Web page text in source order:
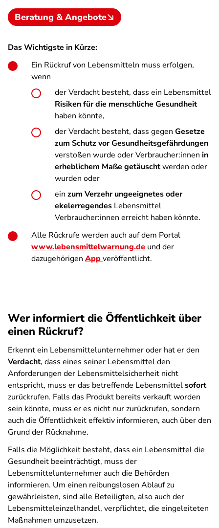
Beratung & Angebote
Das Wichtigste in Kürze:
Ein Rückruf von Lebensmitteln muss erfolgen,
wenn
der Verdacht besteht, dass ein Lebensmittel
Risiken für die menschliche Gesundheit
haben könnte,
der Verdacht besteht, dass gegen Gesetze
zum Schutz vor Gesundheitsgefährdungen
verstoßen wurde oder Verbraucher:innen in
erheblichem Maße getäuschtwerden oder
wurden oder
ein zum Verzehr ungeeignetes oder
ekelerregendes Lebensmittel
Verbraucher:innen erreicht haben könnte.
Alle Rückrufe werden auch auf dem Portal
www.lebensmittelwarnung.de und der
dazugehörigen Appveröffentlicht.
Wer informiert die Öffentlichkeit über
einen Rückruf?
Erkennt ein Lebensmittelunternehmer oder hat er den
Verdacht, dass eines seiner Lebensmittel den
Anforderungen der Lebensmittelsicherheit nicht
entspricht, muss er das betreffende Lebensmittelsofort
zurückrufen. Falls das Produkt bereits verkauft worden
sein könnte, muss er es nicht nur zurückrufen, sondern
auch die Öffentlichkeit effektiv informieren, auch über den
Grund der Rücknahme.
Falls die Möglichkeit besteht, dass ein Lebensmittel die
Gesundheit beeinträchtigt, muss der
Lebensmittelunternehmer auch die Behörden
informieren. Um einen reibungslosen Ablauf zu
gewährleisten, sind alle Beteiligten, also auch der
Lebensmitteleinzelhandel, verpflichtet, die eingeleiteten
Maßnahmen umzusetzen.